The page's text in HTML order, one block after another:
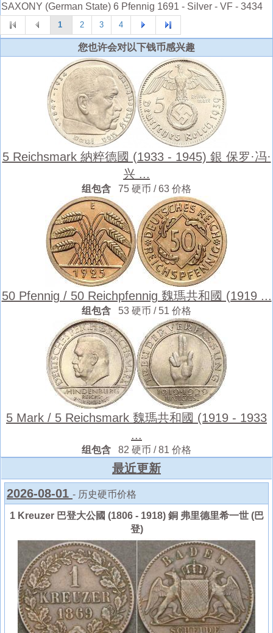
SAXONY (German State) 6 Pfennig 1691 - Silver - VF - 3434
1 2 3 4
您也许会对以下钱币感兴趣
5 Reichsmark 納粹德國 (1933 - 1945) 銀 保罗·冯·
兴 ...
组包含 75 硬币 / 63 价格
50 Pfennig / 50 Reichpfennig 魏瑪共和國 (1919 ...
组包含 53 硬币 / 51 价格
5 Mark / 5 Reichsmark 魏瑪共和國 (1919 - 1933
...
组包含 82 硬币 / 81 价格
最近更新
2026-08-01 - 历史硬币价格
1 Kreuzer 巴登大公國 (1806 - 1918) 銅 弗里德里希一世 (巴
登)